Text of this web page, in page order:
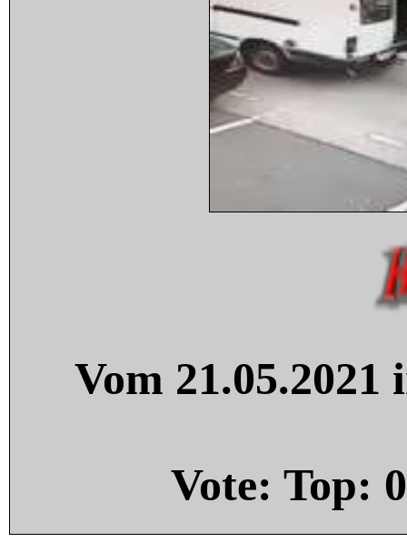
Vom
Vote: Top: 0